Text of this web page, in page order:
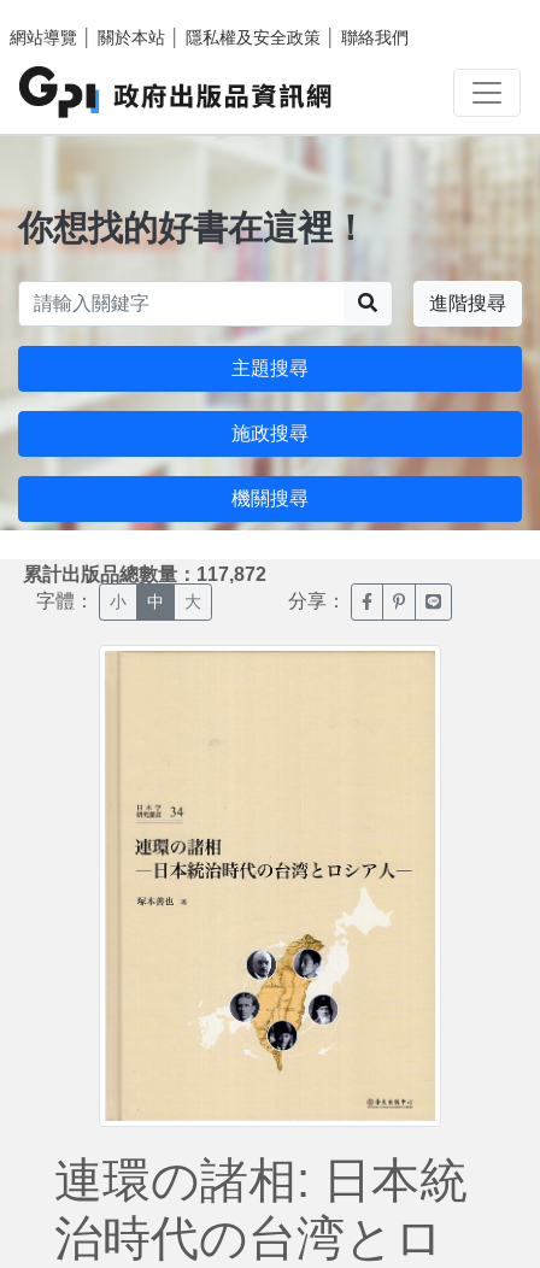
網站導覽
關於本站 隱私權及安全政策 聯絡我們
你想找的好書在這裡！
進階搜尋
主題搜尋
施政搜尋
機關搜尋
累計出版品總數量：117,872
字體： 小 中 大 分享： 臉書分享(另開新視窗)
噗浪分享(另開新
Line分享(另
連環の諸相: 日本統
治時代の台湾とロ